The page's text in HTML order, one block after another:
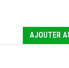
AJOUTER